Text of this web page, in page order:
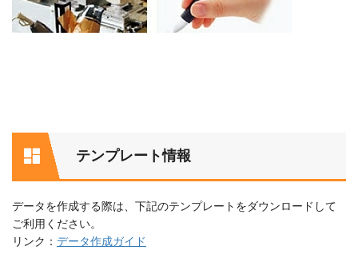
テンプレート情報
データを作成する際は、下記のテンプレートをダウンロードして
ご利用ください。
リンク： データ作成ガイド